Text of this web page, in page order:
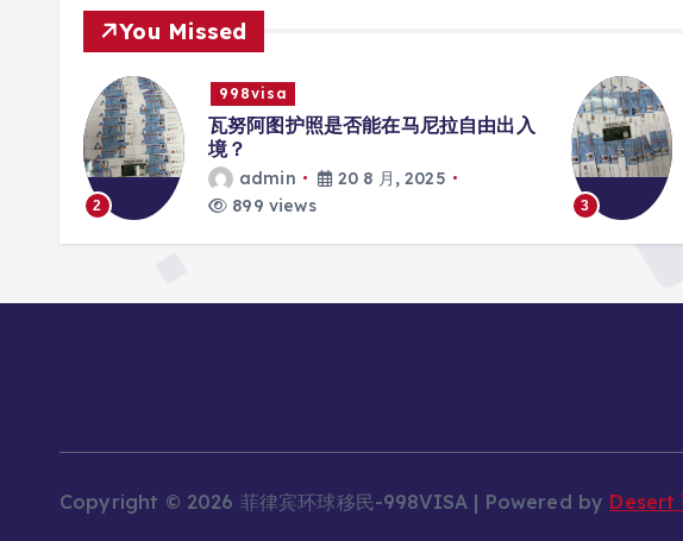
You Missed
2
998visa
瓦努阿图护照是否能在马尼拉自由出入
境？
admin
20 8 月, 2025
899 views
3
Copyright © 2026 菲律宾环球移民-998VISA | Powered by Desert